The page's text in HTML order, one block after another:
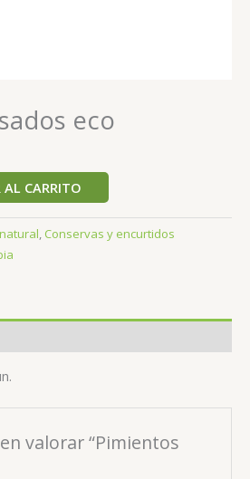
eco
CARRITO
, Conservas y encurtidos
valorar “Pimientos